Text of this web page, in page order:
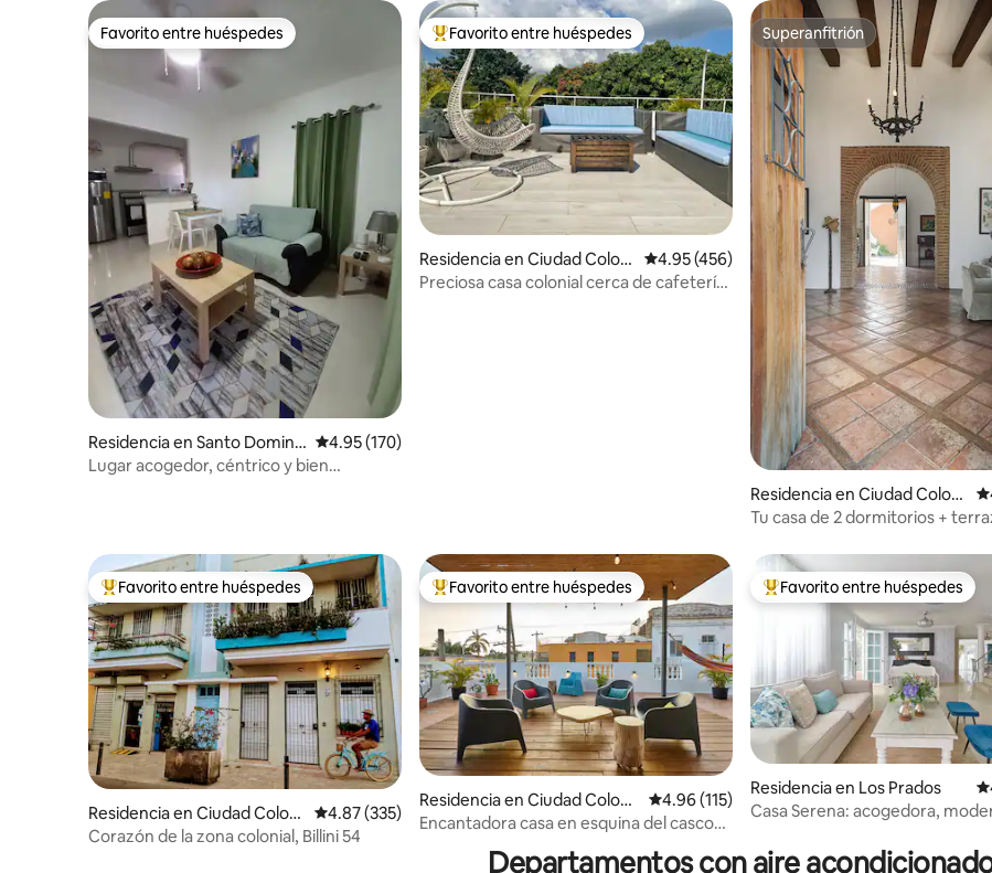
Favorito entre huéspedes
Favorito entre huéspedes
Residencia en Santo Doming
o
Calificación promedio: 4.95 de 5; 170 evaluaciones
4.95 (170)
Lugar acogedor, céntrico y bien
De los mejores en Favorito entre huéspedes
Favorito entre huéspedes
Residencia en Ciudad Coloni
al
Calificación promedio: 4.95 de 5; 456
4.95 (456)
Preciosa casa colonial cerca de cafeterías
Superanfitrión
Superanfitrión
Residencia en Ciudad Coloni
al
Tu casa de 2 dormitorios +
De los mejores en Favorito entre huéspedes
Favorito entre huéspedes
Residencia en Ciudad Coloni
al
Calificación promedio: 4.87 de 5; 335 evaluaciones
4.87 (335)
Corazón de la zona colonial, Billini 54
De los mejores en Favorito entre huéspedes
Favorito entre huéspedes
Residencia en Ciudad Coloni
al
Calificación promedio: 4.96 de 5; 115
4.96 (115)
Encantadora casa en esquina del casco
De los mejores en Favorito entre
Favorito entre huéspedes
Residencia en Los Prados
Casa Serena: acogedora,
Departamentos con aire